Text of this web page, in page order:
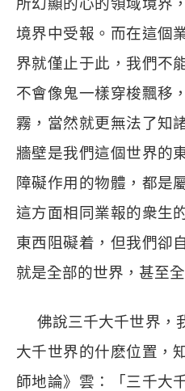
所幻顯的心的領域境界
境界中受報。而在這個
界就僅止于此，我們不
不會像鬼一樣穿梭飄移
霧，當然就更無法了知
牆壁是我們這個世界的
障礙作用的物體，都是
這方面相同業報的衆生
東西阻礙着，但我們卻
就是全部的世界，甚至
佛說三千大千世界，
大千世界的什麽位置，
師地論》雲：「三千大